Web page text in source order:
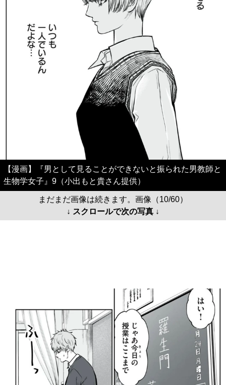
【漫画】『男として見ることができないと振られた男教師と
生物学女子』9（小出もと貴さん提供）
まだまだ画像は続きます。画像（10/60）
↓ スクロールで次の写真 ↓